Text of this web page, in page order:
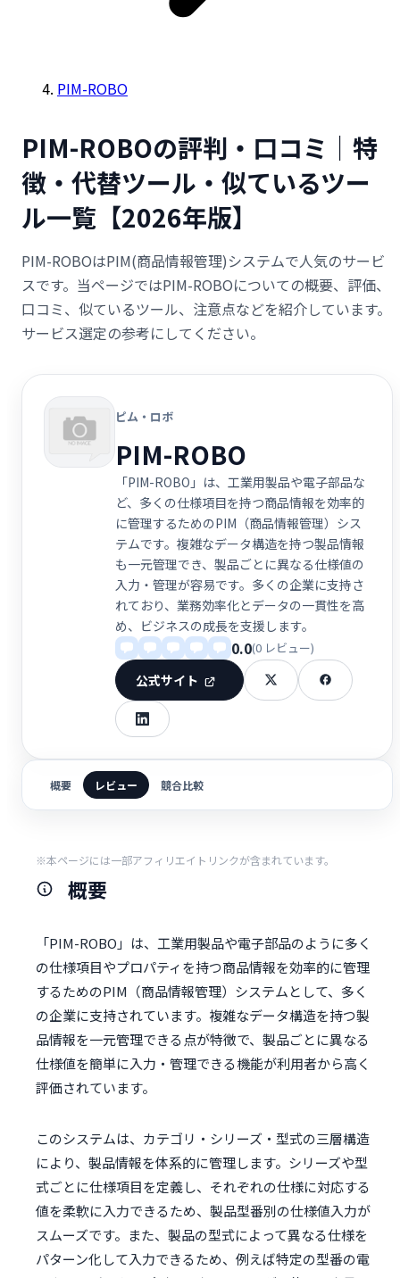
PIM-ROBO
PIM-ROBOの評判・口コミ｜特
徴・代替ツール・似ているツー
ル一覧【2026年版】
PIM-ROBOはPIM(商品情報管理)システムで人気のサービ
スです。当ページではPIM-ROBOについての概要、評価、
口コミ、似ているツール、注意点などを紹介しています。
サービス選定の参考にしてください。
ピム・ロボ
PIM-ROBO
「PIM-ROBO」は、工業用製品や電子部品な
ど、多くの仕様項目を持つ商品情報を効率的
に管理するためのPIM（商品情報管理）シス
テムです。複雑なデータ構造を持つ製品情報
も一元管理でき、製品ごとに異なる仕様値の
入力・管理が容易です。多くの企業に支持さ
れており、業務効率化とデータの一貫性を高
め、ビジネスの成長を支援します。
0.0(0 レビュー)
公式サイト
概要 レビュー 競合比較
※本ページには一部アフィリエイトリンクが含まれています。
概要
「PIM-ROBO」は、工業用製品や電子部品のように多く
の仕様項目やプロパティを持つ商品情報を効率的に管理
するためのPIM（商品情報管理）システムとして、多く
の企業に支持されています。複雑なデータ構造を持つ製
品情報を一元管理できる点が特徴で、製品ごとに異なる
仕様値を簡単に入力・管理できる機能が利用者から高く
評価されています。
このシステムは、カテゴリ・シリーズ・型式の三層構造
により、製品情報を体系的に管理します。シリーズや型
式ごとに仕様項目を定義し、それぞれの仕様に対応する
値を柔軟に入力できるため、製品型番別の仕様値入力が
スムーズです。また、製品の型式によって異なる仕様を
パターン化して入力できるため、例えば特定の型番の電